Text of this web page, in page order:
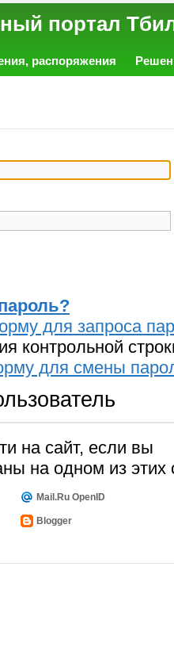
распоряжения
для запроса
контрольной
для смены
на сайт, если вы
на одном из этих
Mail.Ru OpenID
Blogger